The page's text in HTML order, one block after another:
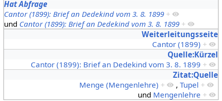
Hat Abfrage
Cantor (1899): Brief an Dedekind vom 3. 8. 1899 +
und Cantor (1899): Brief an Dedekind vom 3. 8. 1899 +
Weiterleitungsseite
Cantor (1899) +
Quelle:Kürzel
Cantor (1899): Brief an Dedekind vom 3. 8. 1899 +
Zitat:Quelle
Menge (Mengenlehre) + ,Tupel +
und Mengenlehre +